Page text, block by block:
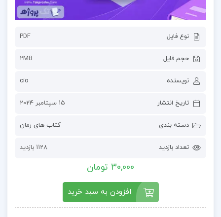
نوع فایل PDF
حجم فایل 2MB
نویسنده cio
تاریخ انتشار 15 سپتامبر 2024
دسته بندی کتاب های رمان
تعداد بازدید 1128 بازدید
30,000 تومان
افزودن به سبد خرید